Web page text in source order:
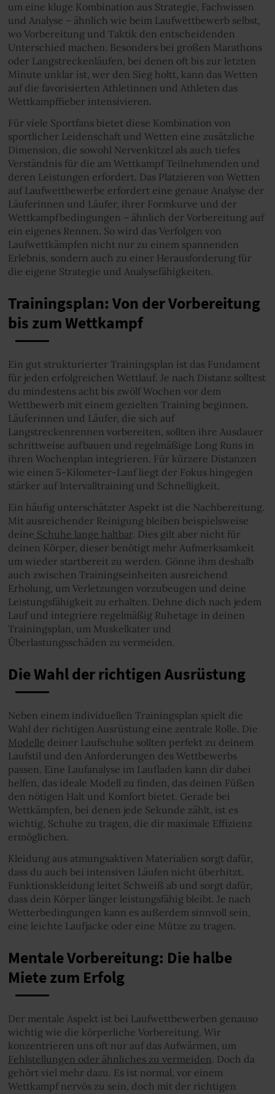
um eine kluge Kombination aus Strategie, Fachwissen
und Analyse – ähnlich wie beim Laufwettbewerb selbst,
wo Vorbereitung und Taktik den entscheidenden
Unterschied machen. Besonders bei großen Marathons
oder Langstreckenläufen, bei denen oft bis zur letzten
Minute unklar ist, wer den Sieg holtt, kann das Wetten
auf die favorisierten Athletinnen und Athleten das
Wettkampffieber intensivieren.
Für viele Sportfans bietet diese Kombination von
sportlicher Leidenschaft und Wetten eine zusätzliche
Dimension, die sowohl Nervenkitzel als auch tiefes
Verständnis für die am Wettkampf Teilnehmenden und
deren Leistungen erfordert. Das Platzieren von Wetten
auf Laufwettbewerbe erfordert eine genaue Analyse der
Läuferinnen und Läufer, ihrer Formkurve und der
Wettkampfbedingungen – ähnlich der Vorbereitung auf
ein eigenes Rennen. So wird das Verfolgen von
Laufwettkämpfen nicht nur zu einem spannenden
Erlebnis, sondern auch zu einer Herausforderung für
die eigene Strategie und Analysefähigkeiten.
Trainingsplan: Von der Vorbereitung
bis zum Wettkampf
Ein gut strukturierter Trainingsplan ist das Fundament
für jeden erfolgreichen Wettlauf. Je nach Distanz solltest
du mindestens acht bis zwölf Wochen vor dem
Wettbewerb mit einem gezielten Training beginnen.
Läuferinnen und Läufer, die sich auf
Langstreckenrennen vorbereiten, sollten ihre Ausdauer
schrittweise aufbauen und regelmäßige Long Runs in
ihren Wochenplan integrieren. Für kürzere Distanzen
wie einen 5-Kilometer-Lauf liegt der Fokus hingegen
stärker auf Intervalltraining und Schnelligkeit.
Ein häufig unterschätzter Aspekt ist die Nachbereitung.
Mit ausreichender Reinigung bleiben beispielsweise
deine Schuhe lange haltbar. Dies gilt aber nicht für
deinen Körper, dieser benötigt mehr Aufmerksamkeit
um wieder startbereit zu werden. Gönne ihm deshalb
auch zwischen Trainingseinheiten ausreichend
Erholung, um Verletzungen vorzubeugen und deine
Leistungsfähigkeit zu erhalten. Dehne dich nach jedem
Lauf und integriere regelmäßig Ruhetage in deinen
Trainingsplan, um Muskelkater und
Überlastungsschäden zu vermeiden.
Die Wahl der richtigen Ausrüstung
Neben einem individuellen Trainingsplan spielt die
Wahl der richtigen Ausrüstung eine zentrale Rolle. Die
Modelle deiner Laufschuhe sollten perfekt zu deinem
Laufstil und den Anforderungen des Wettbewerbs
passen. Eine Laufanalyse im Laufladen kann dir dabei
helfen, das ideale Modell zu finden, das deinen Füßen
den nötigen Halt und Komfort bietet. Gerade bei
Wettkämpfen, bei denen jede Sekunde zählt, ist es
wichtig, Schuhe zu tragen, die dir maximale Effizienz
ermöglichen.
Kleidung aus atmungsaktiven Materialien sorgt dafür,
dass du auch bei intensiven Läufen nicht überhitzt.
Funktionskleidung leitet Schweiß ab und sorgt dafür,
dass dein Körper länger leistungsfähig bleibt. Je nach
Wetterbedingungen kann es außerdem sinnvoll sein,
eine leichte Laufjacke oder eine Mütze zu tragen.
Mentale Vorbereitung: Die halbe
Miete zum Erfolg
Der mentale Aspekt ist bei Laufwettbewerben genauso
wichtig wie die körperliche Vorbereitung. Wir
konzentrieren uns oft nur auf das Aufwärmen, um
Fehlstellungen oder ähnliches zu vermeiden. Doch da
gehört viel mehr dazu. Es ist normal, vor einem
Wettkampf nervös zu sein, doch mit der richtigen